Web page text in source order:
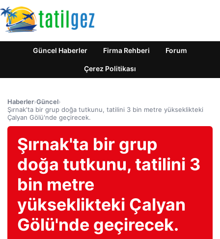
Güncel Haberler Firma Rehberi Forum
Çerez Politikası
Haberler›Güncel›
Şırnak'ta bir grup doğa tutkunu, tatilini 3 bin metre yükseklikteki
Çalyan Gölü'nde geçirecek.
Şırnak'ta bir grup
doğa tutkunu, tatilini 3
bin metre
yükseklikteki Çalyan
Gölü'nde geçirecek.